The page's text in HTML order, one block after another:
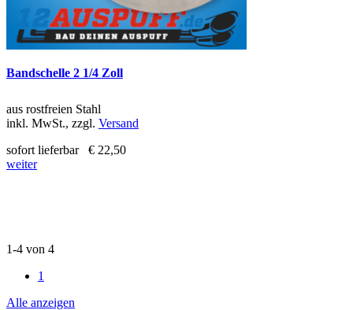
Bandschelle 2 1/4 Zoll
aus rostfreien Stahl
inkl. MwSt., zzgl. Versand
sofort lieferbar
€ 22,50
weiter
1-4 von 4
1
Alle anzeigen